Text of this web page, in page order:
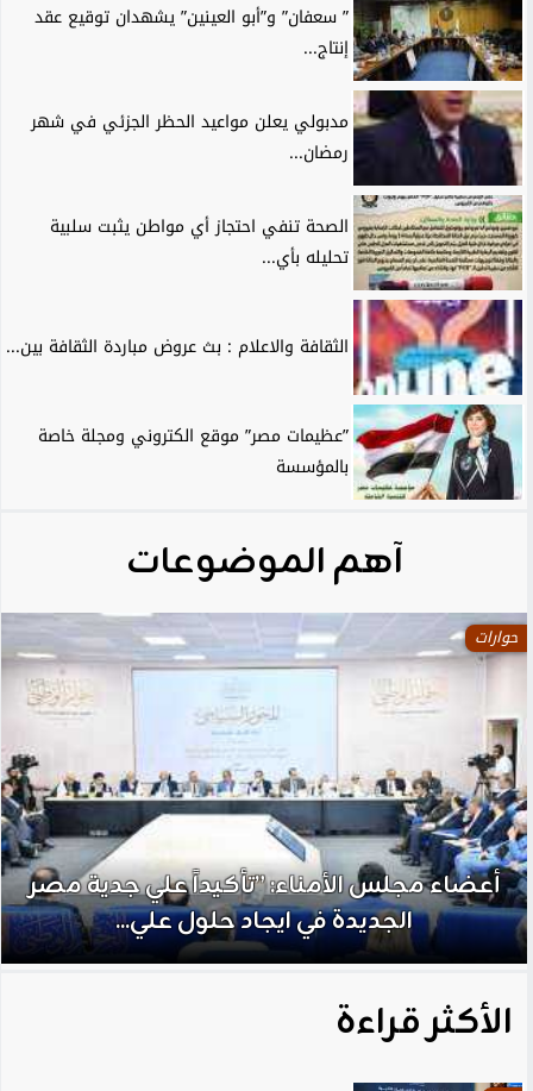
” سعفان” و”أبو العينين” يشهدان توقيع عقد
إنتاج...
مدبولي يعلن مواعيد الحظر الجزئي في شهر
رمضان...
الصحة تنفي احتجاز أي مواطن يثبت سلبية
تحليله بأي...
الثقافة والاعلام : بث عروض مباردة الثقافة بين...
”عظيمات مصر” موقع الكتروني ومجلة خاصة
بالمؤسسة
آهم الموضوعات
حوارات
أعضاء مجلس الأمناء: ”تأكيداً علي جدية مصر
الجديدة في ايجاد حلول علي...
الأكثر قراءة